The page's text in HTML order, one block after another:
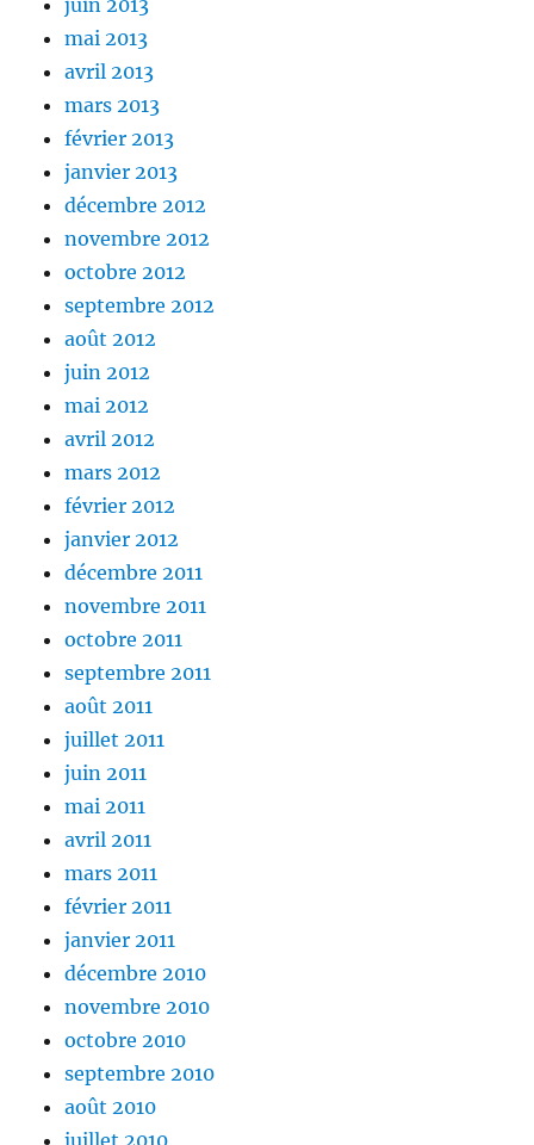
juin 2013
mai 2013
avril 2013
mars 2013
février 2013
janvier 2013
décembre 2012
novembre 2012
octobre 2012
septembre 2012
août 2012
juin 2012
mai 2012
avril 2012
mars 2012
février 2012
janvier 2012
décembre 2011
novembre 2011
octobre 2011
septembre 2011
août 2011
juillet 2011
juin 2011
mai 2011
avril 2011
mars 2011
février 2011
janvier 2011
décembre 2010
novembre 2010
octobre 2010
septembre 2010
août 2010